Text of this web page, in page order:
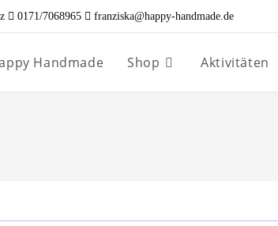
0171/7068965 franziska@happy-handmade.de
Handmade Shop Aktivitäten